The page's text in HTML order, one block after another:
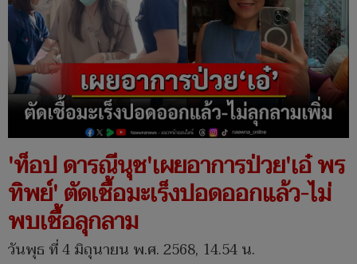
'ท็อป ดารณีนุช'เผยอาการป่วย'เอ๋ พร
ทิพย์' ตัดเชื้อมะเร็งปอดออกแล้ว-ไม่
พบเชื้อลุกลาม
วันพุธ ที่ 4 มิถุนายน พ.ศ. 2568, 14.54 น.